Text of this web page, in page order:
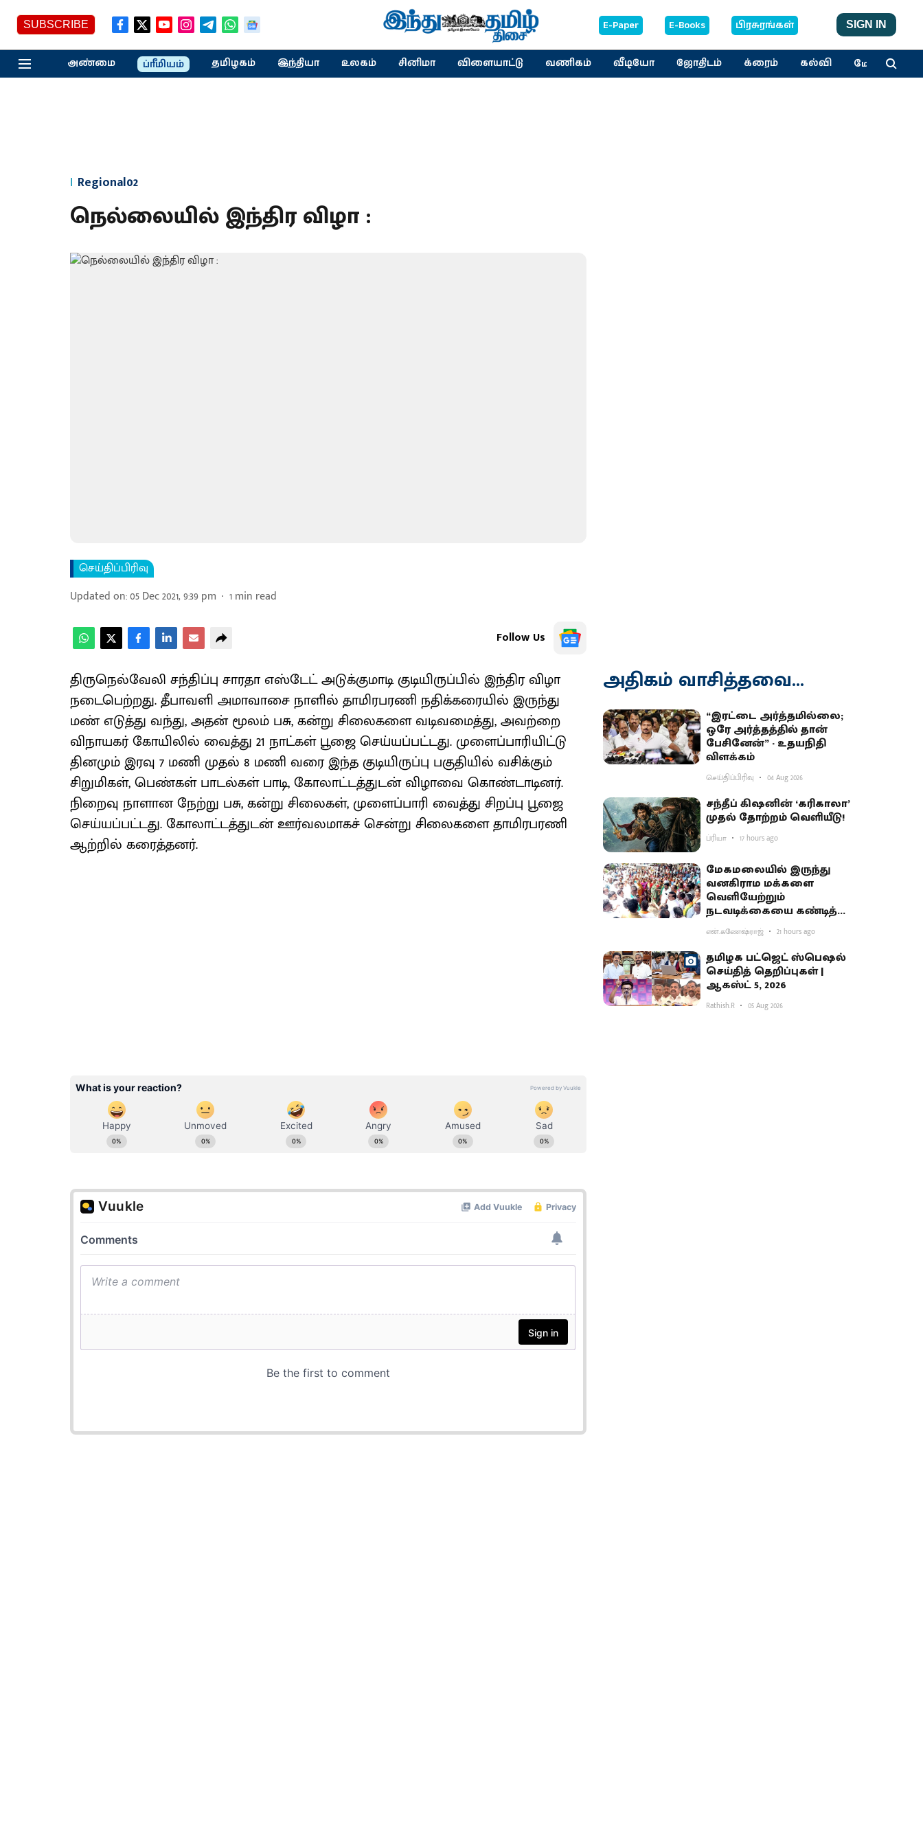
SUBSCRIBE E-Paper E-Books பிரசுரங்கள் SIGN IN
அண்மை ப்ரீமியம் தமிழகம் இந்தியா உலகம் சினிமா விளையாட்டு வணிகம் வீடியோ ஜோதிடம் க்ரைம் கல்வி மேலும்
Regional02
நெல்லையில் இந்திர விழா :
செய்திப்பிரிவு
Updated on:05 Dec 2021, 9:39 pm 1min read
Follow Us
திருநெல்வேலி சந்திப்பு சாரதா எஸ்டேட் அடுக்குமாடி குடியிருப்பில் இந்திர விழா
நடைபெற்றது. தீபாவளி அமாவாசை நாளில் தாமிரபரணி நதிக்கரையில் இருந்து
மண் எடுத்து வந்து, அதன் மூலம் பசு, கன்று சிலைகளை வடிவமைத்து, அவற்றை
விநாயகர் கோயிலில் வைத்து 21 நாட்கள் பூஜை செய்யப்பட்டது. முளைப்பாரியிட்டு
தினமும் இரவு 7 மணி முதல் 8 மணி வரை இந்த குடியிருப்பு பகுதியில் வசிக்கும்
சிறுமிகள், பெண்கள் பாடல்கள் பாடி, கோலாட்டத்துடன் விழாவை கொண்டாடினர்.
நிறைவு நாளான நேற்று பசு, கன்று சிலைகள், முளைப்பாரி வைத்து சிறப்பு பூஜை
செய்யப்பட்டது. கோலாட்டத்துடன் ஊர்வலமாகச் சென்று சிலைகளை தாமிரபரணி
ஆற்றில் கரைத்தனர்.
அதிகம் வாசித்தவை...
“இரட்டை அர்த்தமில்லை;
ஒரே அர்த்தத்தில் தான்
பேசினேன்” - உதயநிதி
விளக்கம்
செய்திப்பிரிவு 04 Aug 2026
சந்தீப் கிஷனின் ‘கரிகாலா’
முதல் தோற்றம் வெளியீடு!
ப்ரியா 17 hours ago
மேகமலையில் இருந்து
வனகிராம மக்களை
வெளியேற்றும்
நடவடிக்கையை கண்டித்து
ஆர்ப்பாட்டம்
என்.கணேஷ்ராஜ் 21 hours ago
தமிழக பட்ஜெட் ஸ்பெஷல்
செய்தித் தெறிப்புகள் |
ஆகஸ்ட் 5, 2026
Rathish.R 05 Aug 2026